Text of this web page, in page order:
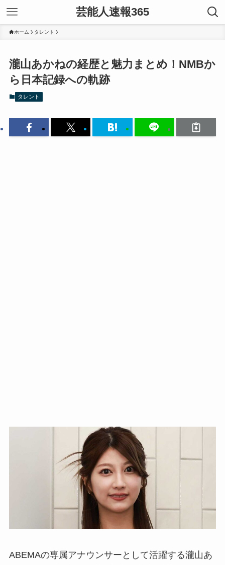
芸能人速報365
ホーム タレント
瀧山あかねの経歴と魅力まとめ！NMBか
ら日本記録への軌跡
タレント
ABEMAの専属アナウンサーとして活躍する瀧山あ